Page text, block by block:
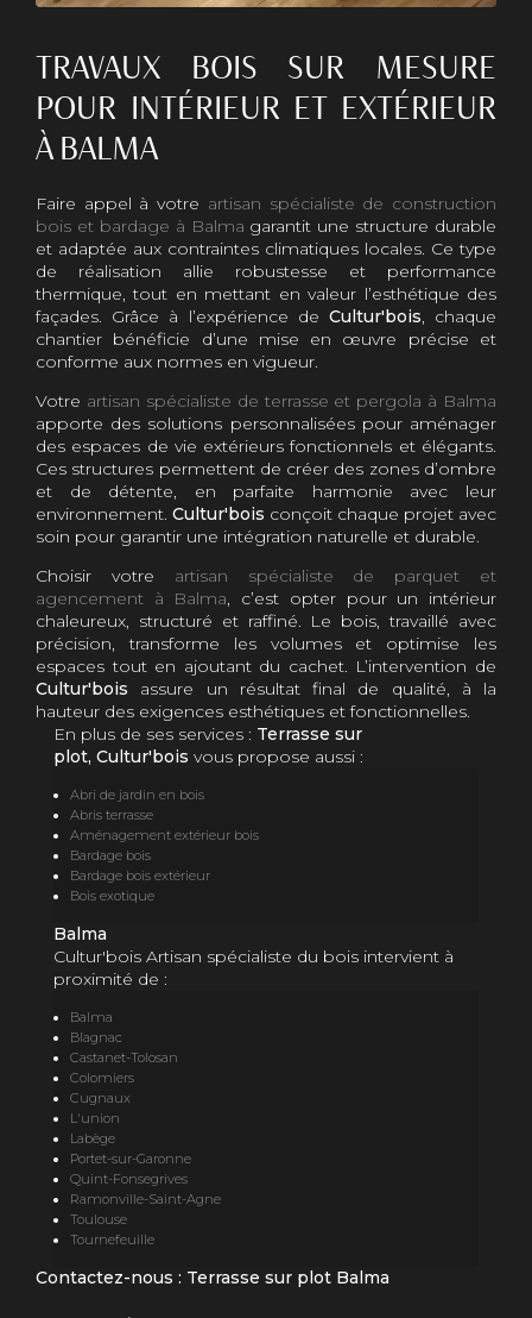
TRAVAUX BOIS SUR MESURE
POUR INTÉRIEUR ET EXTÉRIEUR
À BALMA
Faire appel à votre artisan spécialiste de construction
bois et bardage à Balma garantit une structure durable
et adaptée aux contraintes climatiques locales. Ce type
de réalisation allie robustesse et performance
thermique, tout en mettant en valeur l’esthétique des
façades. Grâce à l’expérience de Cultur'bois, chaque
chantier bénéficie d’une mise en œuvre précise et
conforme aux normes en vigueur.
Votre artisan spécialiste de terrasse et pergola à Balma
apporte des solutions personnalisées pour aménager
des espaces de vie extérieurs fonctionnels et élégants.
Ces structures permettent de créer des zones d’ombre
et de détente, en parfaite harmonie avec leur
environnement. Cultur'bois conçoit chaque projet avec
soin pour garantir une intégration naturelle et durable.
Choisir votre artisan spécialiste de parquet et
agencement à Balma, c’est opter pour un intérieur
chaleureux, structuré et raffiné. Le bois, travaillé avec
précision, transforme les volumes et optimise les
espaces tout en ajoutant du cachet. L’intervention de
Cultur'bois assure un résultat final de qualité, à la
hauteur des exigences esthétiques et fonctionnelles.
En plus de ses services : Terrasse sur
plot, Cultur'bois vous propose aussi :
Abri de jardin en bois
Abris terrasse
Aménagement extérieur bois
Bardage bois
Bardage bois extérieur
Bois exotique
Balma
Cultur'bois Artisan spécialiste du bois intervient à
proximité de :
Balma
Blagnac
Castanet-Tolosan
Colomiers
Cugnaux
L'union
Labège
Portet-sur-Garonne
Quint-Fonsegrives
Ramonville-Saint-Agne
Toulouse
Tournefeuille
Contactez-nous : Terrasse sur plot Balma